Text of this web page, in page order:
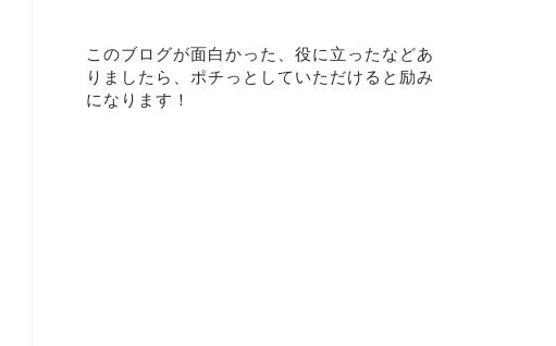
このブログが面白かった、役に立ったなどあ
りましたら、ポチっとしていただけると励み
になります！